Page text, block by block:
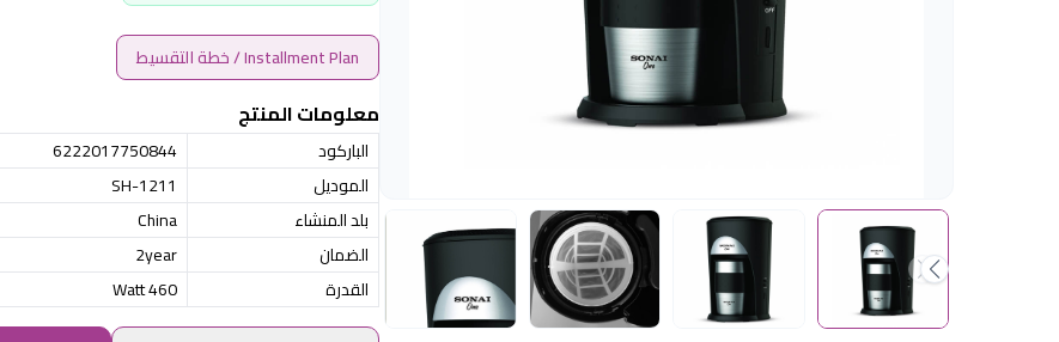
Installment Plan / خطة التقسيط
معلومات المنتج
الباركود
6222017750844
الموديل
SH-1211
بلد المنشاء
China
الضمان
2year
القدرة
460 Watt